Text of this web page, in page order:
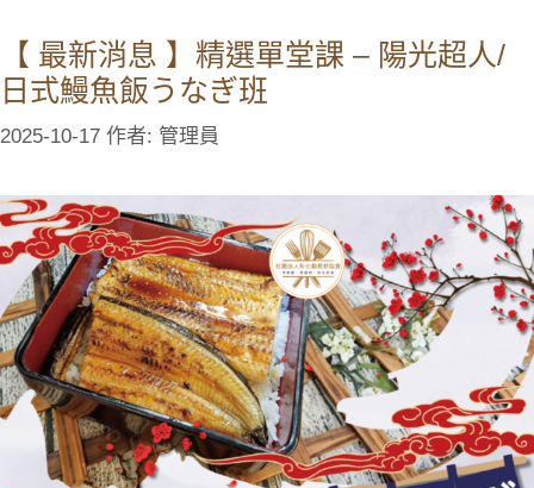
【 最新消息 】精選單堂課 – 陽光超人/
日式鰻魚飯うなぎ班
2025-10-17 作者: 管理員